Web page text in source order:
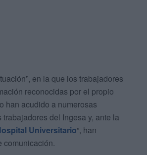
en la que los trabajadores
reconocidas por el propio
han acudido a numerosas
del Ingesa y, ante la
Universitario”, han
comunicación.